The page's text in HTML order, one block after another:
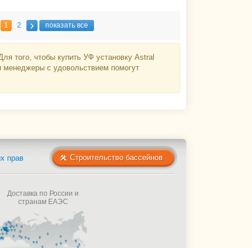
1 2 показать все
того, чтобы купить УФ установку Astral
менеджеры с удовольствием помогут
Строительство бассейнов
прав
Доставка по России и
странам ЕАЭС